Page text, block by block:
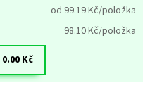
od 99.19Kč/položka
98.10Kč/položka
0.00 Kč